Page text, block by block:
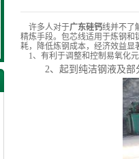
许多人对于广东硅钙线并不了
精炼手段。包芯线适用于炼钢和
耗，降低炼钢成本，经济效益显
1、有利于调整和控制易氧化
2、起到纯洁钢液及部